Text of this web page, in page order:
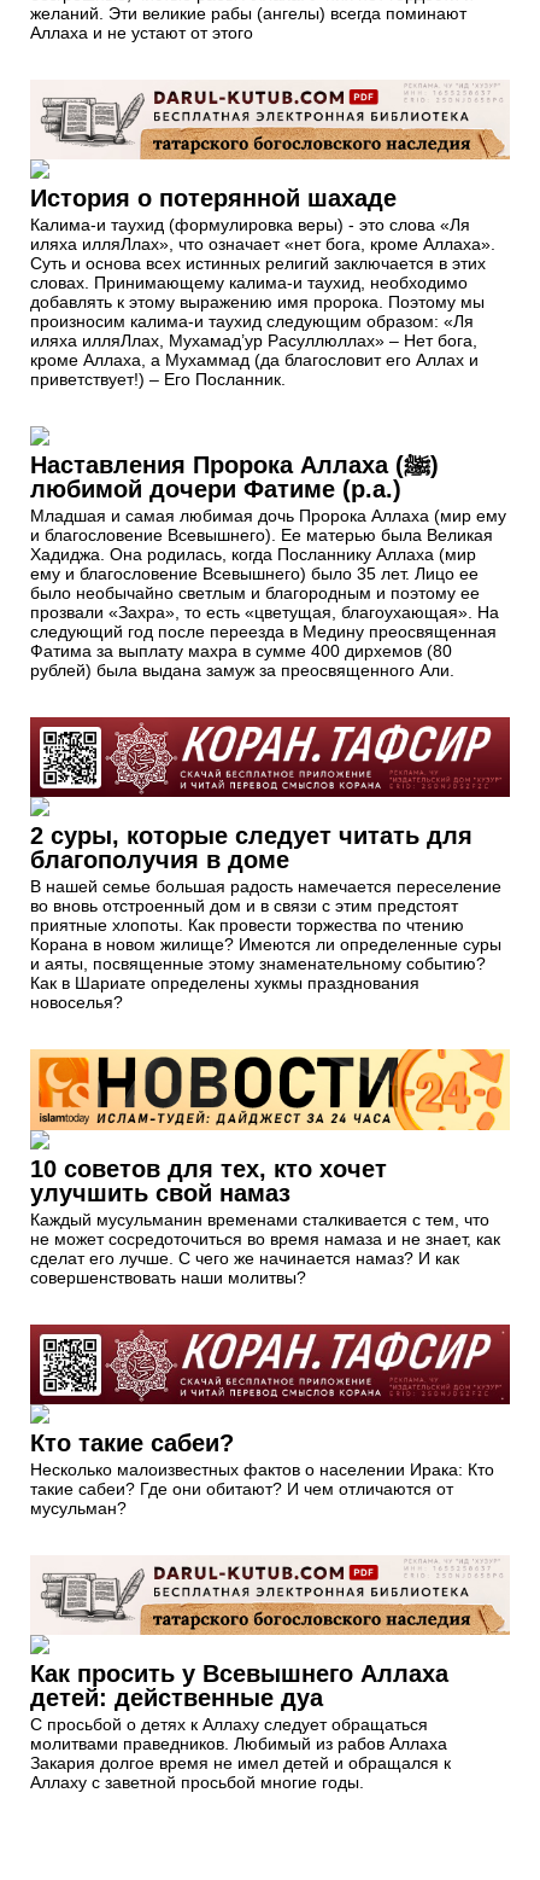
желаний. Эти великие рабы (ангелы) всегда поминают
Аллаха и не устают от этого
История о потерянной шахаде
Калима-и таухид (формулировка веры) - это слова «Ля
иляха илляЛлах», что означает «нет бога, кроме Аллаха».
Суть и основа всех истинных религий заключается в этих
словах. Принимающему калима-и таухид, необходимо
добавлять к этому выражению имя пророка. Поэтому мы
произносим калима-и таухид следующим образом: «Ля
иляха илляЛлах, Мухамад’ур Расуллюллах» – Нет бога,
кроме Аллаха, а Мухаммад (да благословит его Аллах и
приветствует!) – Его Посланник.
Наставления Пророка Аллаха (ﷺ)
любимой дочери Фатиме (р.а.)
Младшая и самая любимая дочь Пророка Аллаха (мир ему
и благословение Всевышнего). Ее матерью была Великая
Хадиджа. Она родилась, когда Посланнику Аллаха (мир
ему и благословение Всевышнего) было 35 лет. Лицо ее
было необычайно светлым и благородным и поэтому ее
прозвали «Захра», то есть «цветущая, благоухающая». На
следующий год после переезда в Медину преосвященная
Фатима за выплату махра в сумме 400 дирхемов (80
рублей) была выдана замуж за преосвященного Али.
2 суры, которые следует читать для
благополучия в доме
В нашей семье большая радость намечается переселение
во вновь отстроенный дом и в связи с этим предстоят
приятные хлопоты. Как провести торжества по чтению
Корана в новом жилище? Имеются ли определенные суры
и аяты, посвященные этому знаменательному событию?
Как в Шариате определены хукмы празднования
новоселья?
10 советов для тех, кто хочет
улучшить свой намаз
Каждый мусульманин временами сталкивается с тем, что
не может сосредоточиться во время намаза и не знает, как
сделат его лучше. С чего же начинается намаз? И как
совершенствовать наши молитвы?
Кто такие сабеи?
Несколько малоизвестных фактов о населении Ирака: Кто
такие сабеи? Где они обитают? И чем отличаются от
мусульман?
Как просить у Всевышнего Аллаха
детей: действенные дуа
С просьбой о детях к Аллаху следует обращаться
молитвами праведников. Любимый из рабов Аллаха
Закария долгое время не имел детей и обращался к
Аллаху с заветной просьбой многие годы.